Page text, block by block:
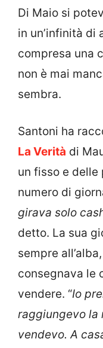
Di Maio si
in un’infinità di
compresa una
non è mai
sembra.
Santoni ha
La Verità di
un fisso e delle
numero di
girava solo
detto. La sua
sempre
consegnava le
vendere. “Io
raggiungevo la
vendevo. A